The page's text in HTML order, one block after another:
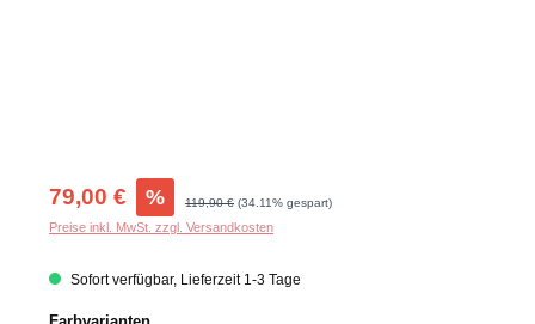
Verkaufspreis:
79,00 € % Regulärer Preis:
119,90 € (34.11% gespart)
Preise inkl. MwSt. zzgl. Versandkosten
Sofort verfügbar, Lieferzeit 1-3 Tage
auswählen